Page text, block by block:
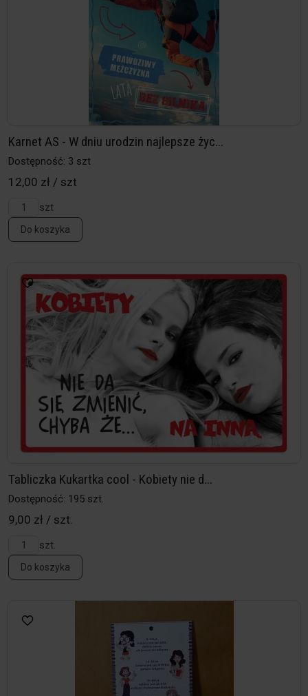
Karnet AS - W dniu urodzin najlepsze życ...
Dostępność: 3 szt
12,00 zł / szt
szt
Do koszyka
Tabliczka Kukartka cool - Kobiety nie d...
Dostępność: 195 szt.
9,00 zł / szt.
szt.
Do koszyka